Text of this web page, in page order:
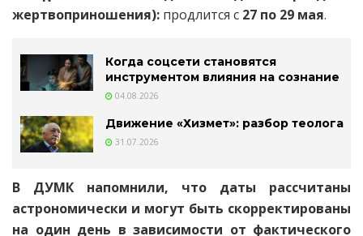
жертвоприношения): продлится с 27 по 29 мая.
Когда соцсети становятся
инструментом влияния на сознание
04.08.2026
Движение «Хизмет»: разбор теолога
31.07.2026
В ДУМК напомнили, что даты рассчитаны
астрономически и могут быть скорректированы
на один день в зависимости от фактического